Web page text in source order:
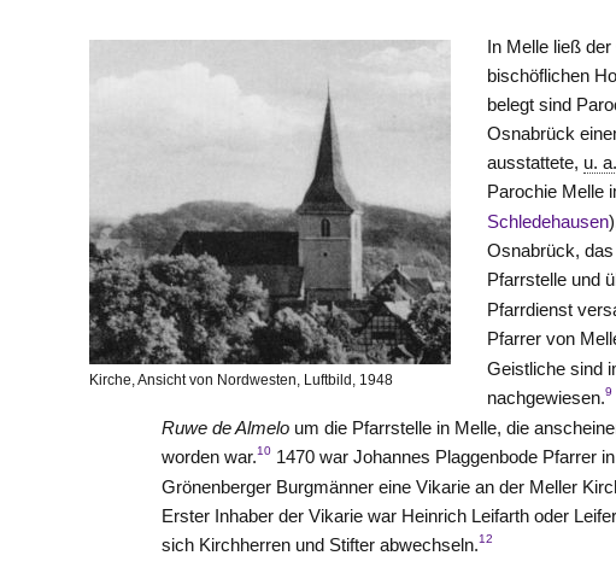
Kirche, Ansicht von Nordwesten, Luftbild, 1948
In Melle ließ
bischöflichen
belegt sind
Osnabrück
ausstattete, u. a.
Parochie Melle
Schledehausen
Osnabrück,
Pfarrstelle und
Pfarrdienst
Pfarrer von
Geistliche sind
nachgewiesen.9
Ruwe de Almelo um die Pfarrstelle in Melle, die
worden war.10 1470 war Johannes Plaggenbode Pfarrer
Grönenberger Burgmänner eine Vikarie an der Meller
Erster Inhaber der Vikarie war Heinrich Leifarth oder
sich Kirchherren und Stifter abwechseln.12